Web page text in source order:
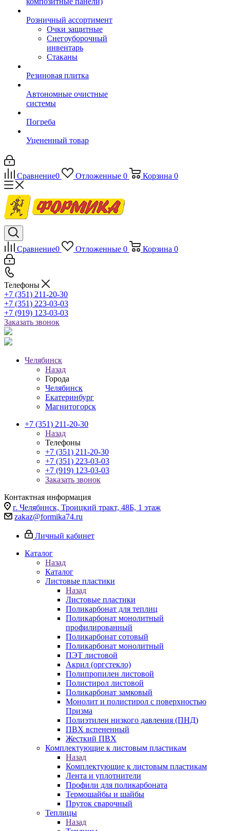
Розничный ассортимент
Очки защитные
Снегоуборочный
инвентарь
Стаканы
Резиновая плитка
Автономные очистные
системы
Погреба
Уцененный товар
Сравнение0 Отложенные 0 Корзина 0
Сравнение0 Отложенные 0 Корзина 0
Телефоны
+7 (351) 211-20-30
+7 (351) 223-03-03
+7 (919) 123-03-03
Заказать звонок
Челябинск
Назад
Города
Челябинск
Екатеринбург
Магнитогорск
+7 (351) 211-20-30
Назад
Телефоны
+7 (351) 211-20-30
+7 (351) 223-03-03
+7 (919) 123-03-03
Заказать звонок
Контактная информация
г. Челябинск, Троицкий тракт, 48Б, 1 этаж
zakaz@formika74.ru
Личный кабинет
Каталог
Назад
Каталог
Листовые пластики
Назад
Листовые пластики
Поликарбонат для теплиц
Поликарбонат монолитный
профилированный
Поликарбонат сотовый
Поликарбонат монолитный
ПЭТ листовой
Акрил (оргстекло)
Полипропилен листовой
Полистирол листовой
Поликарбонат замковый
Монолит и полистирол с поверхностью
Призма
Полиэтилен низкого давления (ПНД)
ПВХ вспененный
Жесткий ПВХ
Комплектующие к листовым пластикам
Назад
Комплектующие к листовым пластикам
Лента и уплотнители
Профили для поликарбоната
Термошайбы и шайбы
Пруток сварочный
Теплицы
Назад